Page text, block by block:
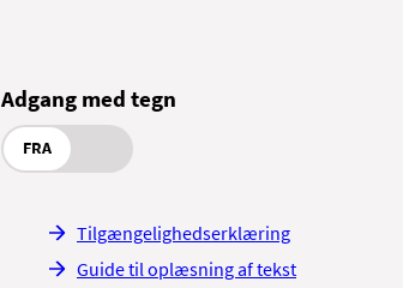
Adgang med tegn
FRA
Tilgængelighedserklæring
Guide til oplæsning af tekst